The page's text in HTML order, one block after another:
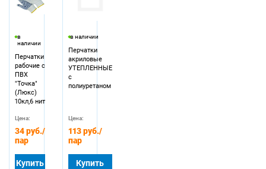
в
наличии
Перчатки
рабочие с
ПВХ
"Точка"
(Люкс)
10кл,6 нит
Цена:
34 руб./
пар
Купить
в наличии
Перчатки
акриловые
УТЕПЛЕННЫЕ
с
полиуретаном
Цена:
113 руб./
пар
Купить